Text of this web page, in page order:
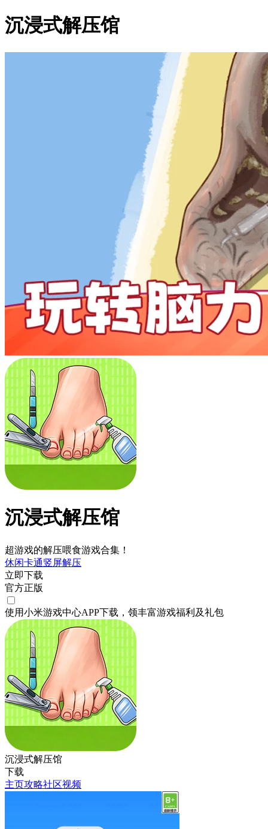
沉浸式解压馆
沉浸式解压馆
超游戏的解压喂食游戏合集！
休闲卡通竖屏解压
立即下载
官方正版
使用小米游戏中心APP下载 ，领丰富游戏福利 及礼包
沉浸式解压馆
下载
主页攻略社区视频